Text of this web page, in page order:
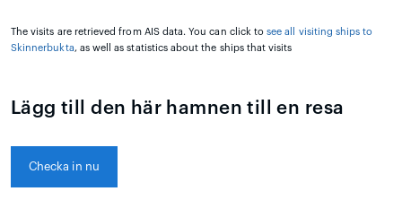
The visits are retrieved from AIS data. You can click tosee all visiting ships to
Skinnerbukta, as well as statistics about the ships that visits
Lägg till den här hamnen till en resa
Checka in nu